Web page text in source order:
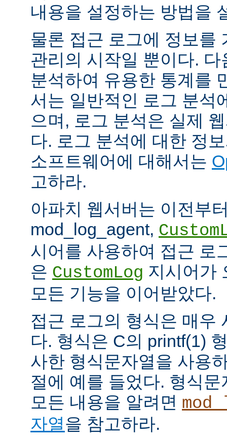
내용을 설정하는 방법을
물론 접근 로그에 정보를
관리의 시작일 뿐이다.
분석하여 유용한 통계를
서는 일반적인 로그 분석
으며, 로그 분석은 실제
다. 로그 분석에 대한 정
소프트웨어에 대해서는
고하라.
아파치 웹서버는 이전부
mod_log_agent,
시어를 사용하여 접근 로
은 CustomLog 지시어가
모든 기능을 이어받았다.
접근 로그의 형식은 매우
다. 형식은 C의 printf(1)
사한 형식문자열을 사용
절에 예를 들었다. 형식
모든 내용을 알려면
자열을 참고하라.